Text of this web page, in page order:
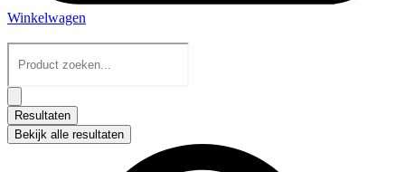
Winkelwagen
Search
Resultaten
Bekijk alle resultaten